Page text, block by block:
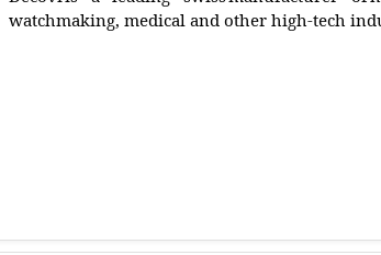
watchmaking, medical and other high-tech